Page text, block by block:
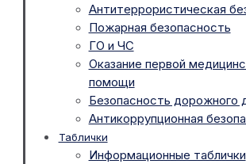
Антитеррористическая
Пожарная безопасность
ГО и ЧС
Оказание первой
помощи
Безопасность дорожного
Антикоррупционная
Таблички
Информационные таблички